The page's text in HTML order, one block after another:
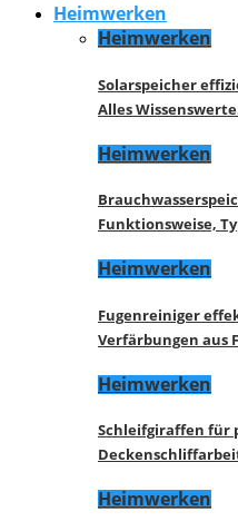
Heimwerken
Heimwerken
Solarspeicher
Alles
Heimwerken
Funktionsweise,
Heimwerken
Fugenreiniger
Verfärbungen aus
Heimwerken
Schleifgiraffen für
Heimwerken